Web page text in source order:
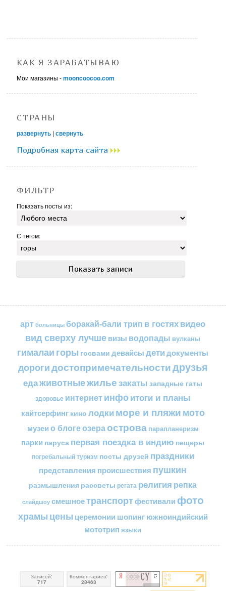
КАК Я ЗАРАБАТЫВАЮ
Мои магазины -mooncoocoo.com
СТРАНЫ
развернуть |свернуть
Подробная карта сайта
ФИЛЬТР
Показать посты из:
С тегом:
арт больницы боракай-бали трип в гостяхвидео
вид сверху лучшевизы водопады вулканы
гималаи горы госвами девайсы детидокументы
дорогидостопримечательностидрузья
едаживотныежильезакаты западные гаты
здоровье интернетинфоитоги и планы
кайтсерфинг кино лодкиморе и пляжимото
музеи о блогеозераострова парапланеризм
парки паруса первая поездка в индию пещеры
погребальный туризм посты друзей праздники
представления происшествия пушкин
размышления рассветы регата религия репка
слайдшоу смешноетранспортфестивали фото
храмы цены церемонии шопингюжноиндийский
мототрип языки
Записей:
717
Комментариев:
28463